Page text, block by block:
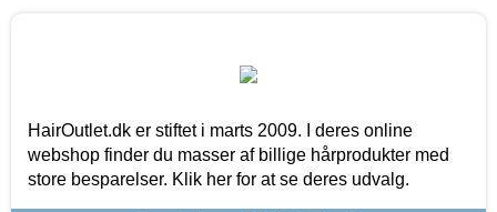
HairOutlet.dk er stiftet i marts 2009. I deres online
webshop finder du masser af billige hårprodukter med
store besparelser. Klik her for at se deres udvalg.